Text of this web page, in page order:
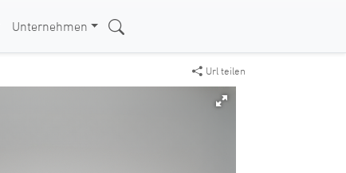
Unternehmen
Url teilen